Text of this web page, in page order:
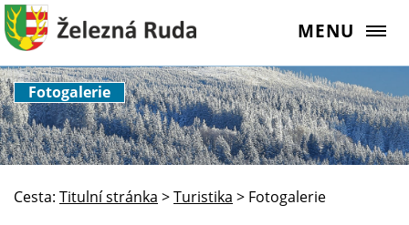
MENU
Fotogalerie
Cesta: Titulní stránka >Turistika > Fotogalerie